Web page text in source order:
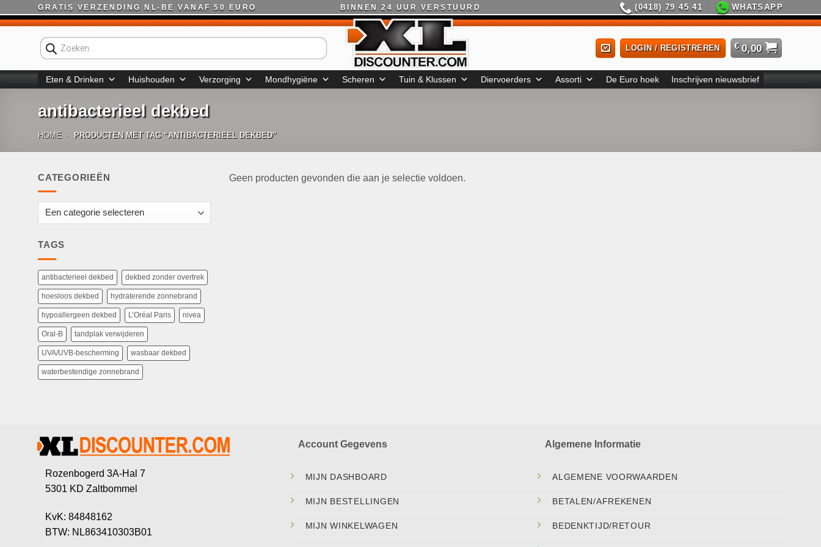
naar
GRATIS VERZENDING NL-BE VANAF 50 EURO BINNEN 24 UUR VERSTUURD (0418) 79 45 41 WHATSAPP
Producten
zoeken
LOGIN / REGISTREREN € 0,00
Eten & Drinken Huishouden Verzorging Mondhygiëne Scheren Tuin & Klussen Diervoerders Assorti De Euro hoek Inschrijven nieuwsbrief
antibacterieel dekbed
HOME - PRODUCTEN MET TAG “ANTIBACTERIEEL DEKBED”
CATEGORIEËN
TAGS
antibacterieel dekbed dekbed zonder overtrek
hoesloos dekbed hydraterende zonnebrand
hypoallergeen dekbed L’Oréal Paris nivea
Oral-B tandplak verwijderen
UVA/UVB-bescherming wasbaar dekbed
waterbestendige zonnebrand
Geen producten gevonden die aan je selectie voldoen.
Rozenbogerd 3A-Hal 7
5301 KD Zaltbommel
KvK: 84848162
BTW: NL863410303B01
Account Gegevens
MIJN DASHBOARD
MIJN BESTELLINGEN
MIJN WINKELWAGEN
Algemene Informatie
ALGEMENE VOORWAARDEN
BETALEN/AFREKENEN
BEDENKTIJD/RETOUR